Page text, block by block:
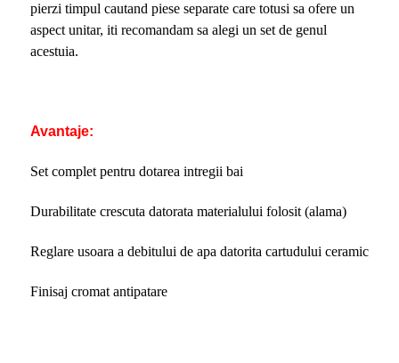
pierzi timpul cautand piese separate care totusi sa ofere un
aspect unitar, iti recomandam sa alegi un set de genul
acestuia.
Avantaje:
Set complet pentru dotarea intregii bai
Durabilitate crescuta datorata materialului folosit (alama)
Reglare usoara a debitului de apa datorita cartudului ceramic
Finisaj cromat antipatare